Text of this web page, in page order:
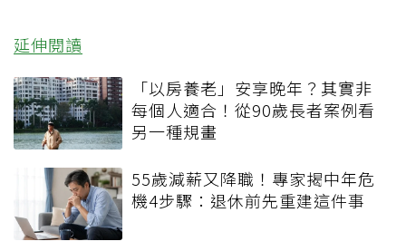
延伸閱讀
「以房養老」安享晚年？其實非
每個人適合！從90歲長者案例看
另一種規畫
55歲減薪又降職！專家揭中年危
機4步驟：退休前先重建這件事